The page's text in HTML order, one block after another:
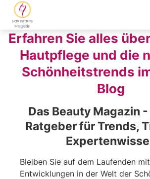
Erfahren Sie alles
Hautpflege und die
Schönheitstrends
Blog
Das Beauty Magazin
Ratgeber für Trends,
Bleiben Sie auf dem Laufenden
Entwicklungen in der Welt der